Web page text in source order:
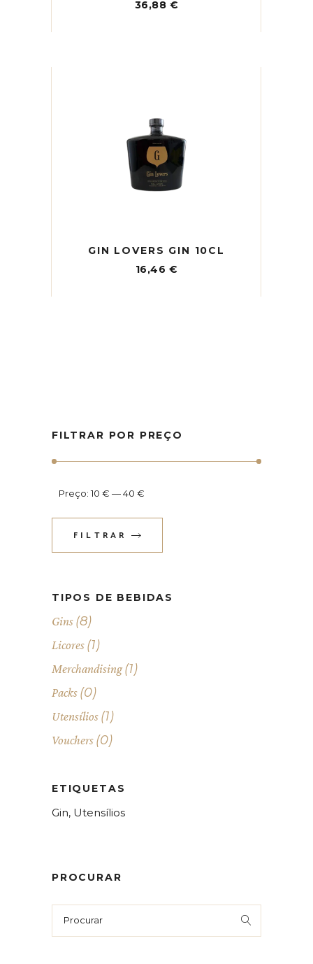
36,88 €
GIN LOVERS GIN 10CL
16,46 €
FILTRAR POR PREÇO
Preço
Preço
FILTRAR
Preço:10 € —40 €
TIPOS DE BEBIDAS
Gins (8)
Licores (1)
Merchandising (1)
Packs (0)
Utensílios (1)
Vouchers (0)
ETIQUETAS
Gin Utensílios
PROCURAR
Search
for: